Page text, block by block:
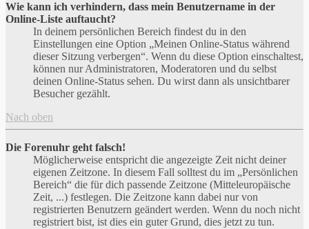
Wie kann ich verhindern, dass mein Benutzername in der
Online-Liste auftaucht?
In deinem persönlichen Bereich findest du in den
Einstellungen eine Option „Meinen Online-Status während
dieser Sitzung verbergen“. Wenn du diese Option einschaltest,
können nur Administratoren, Moderatoren und du selbst
deinen Online-Status sehen. Du wirst dann als unsichtbarer
Besucher gezählt.
Nach oben
Die Forenuhr geht falsch!
Möglicherweise entspricht die angezeigte Zeit nicht deiner
eigenen Zeitzone. In diesem Fall solltest du im „Persönlichen
Bereich“ die für dich passende Zeitzone (Mitteleuropäische
Zeit, ...) festlegen. Die Zeitzone kann dabei nur von
registrierten Benutzern geändert werden. Wenn du noch nicht
registriert bist, ist dies ein guter Grund, dies jetzt zu tun.